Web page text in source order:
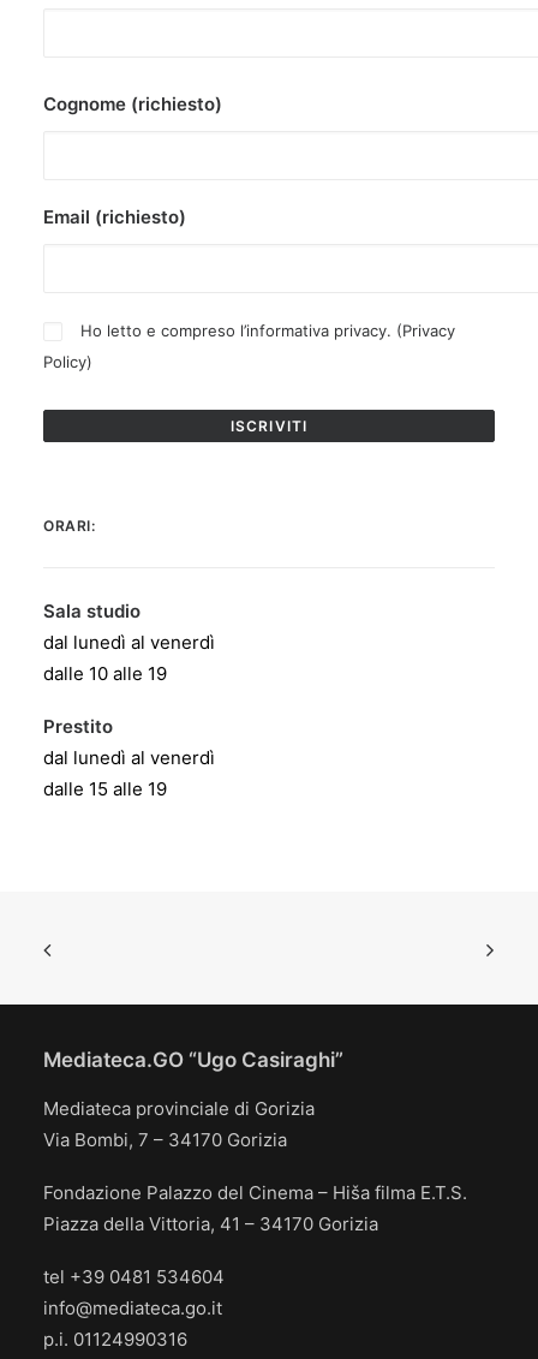
Cognome (richiesto)
Email (richiesto)
Ho letto e compreso l’informativa privacy. (Privacy
Policy)
ORARI:
Sala studio
dal lunedì al venerdì
dalle 10 alle 19
Prestito
dal lunedì al venerdì
dalle 15 alle 19
Mediateca.GO “Ugo Casiraghi”
Mediateca provinciale di Gorizia
Via Bombi, 7 – 34170 Gorizia
Fondazione Palazzo del Cinema – Hiša filma E.T.S.
Piazza della Vittoria, 41 – 34170 Gorizia
tel +39 0481 534604
info@mediateca.go.it
p.i. 01124990316